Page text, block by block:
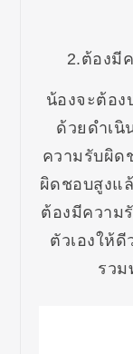
2.ต้องมี
น้องจะต้อง
ด้วยดำเนิ
ความรับผิด
ผิดชอบสูงแ
ต้องมีความ
ตัวเองให้
รว